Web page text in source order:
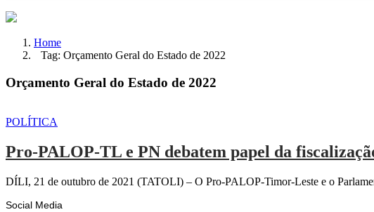
Home
Tag: Orçamento Geral do Estado de 2022
Orçamento Geral do Estado de 2022
POLÍTICA
Pro-PALOP-TL e PN debatem papel da
DÍLI, 21 de outubro de 2021 (TATOLI) – O Pro-PALOP-Timor-Leste e o
Social Media